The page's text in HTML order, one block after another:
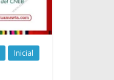
Inicial